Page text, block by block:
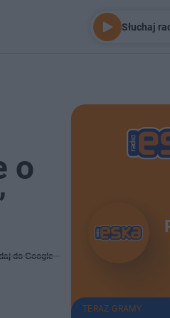
Słuchaj
o
do Google
TERAZ GRAMY